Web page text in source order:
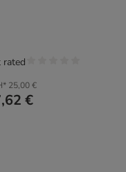
25,00 €
€
rated